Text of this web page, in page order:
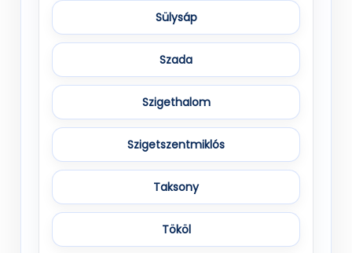
Sülysáp
Szada
Szigethalom
Szigetszentmiklós
Taksony
Tököl